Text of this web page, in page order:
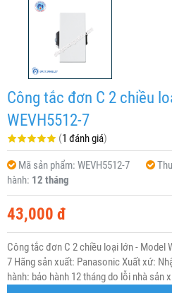
Công tắc đơn C 2 chiều
WEVH5512-7
(1 đánh giá)
Mã sản phẩm: WEVH5512-7
hành: 12 tháng
43,000 đ
Công tắc đơn C 2 chiều loại lớn - Model
7 Hãng sản xuất: Panasonic Xuất xứ:
hành: bảo hành 12 tháng do lỗi nhà sản